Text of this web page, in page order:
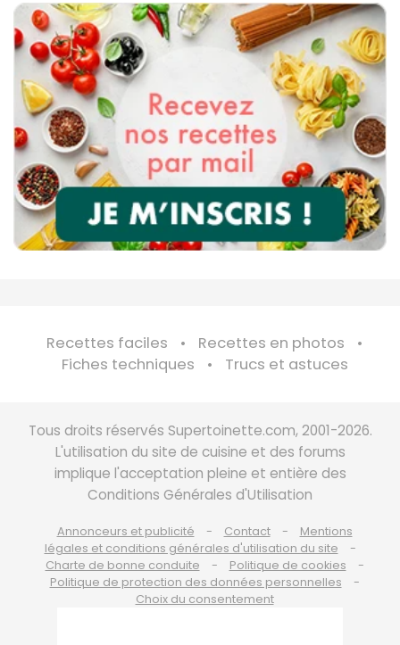
Recettes faciles
Recettes en photos
Fiches techniques
Trucs et astuces
Tous droits réservés Supertoinette.com, 2001-2026.
L'utilisation du site de cuisine et des forums
implique l'acceptation pleine et entière des
Conditions Générales d'Utilisation
Annonceurs et publicité Contact
Mentions
légales et conditions générales d'utilisation du site
Charte de bonne conduite
Politique de cookies
Politique de protection des données personnelles
Choix du consentement